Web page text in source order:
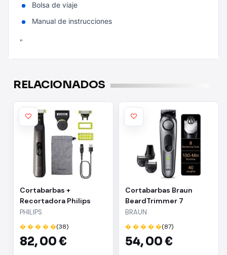
Bolsa de viaje
Manual de instrucciones
"
RELACIONADOS
Cortabarbas +
Recortadora Philips
Oneblade Pro 360
QP6552/15/ con Batería/
5 Accesorios
PHILIPS
� � � � �(38)
82,00 €
Cortabarbas Braun
BeardTrimmer 7
BT7420/ con Batería/ 6
Accesorios
BRAUN
� � � � �(87)
54,00 €